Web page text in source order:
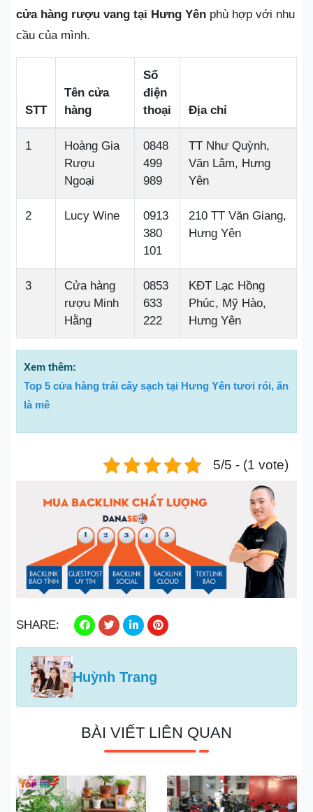
cửa hàng rượu vang tại Hưng Yên phù hợp với nhu
cầu của mình.
STT
Tên cửa
hàng
Số
điện
thoại
Địa chỉ
1
Hoàng Gia
Rượu
Ngoại
0848
499
989
TT Như Quỳnh,
Văn Lâm, Hưng
Yên
2 Lucy Wine
0913
380
101
210 TT Văn Giang,
Hưng Yên
3
Cửa hàng
rượu Minh
Hằng
0853
633
222
KĐT Lạc Hồng
Phúc, Mỹ Hào,
Hưng Yên
Xem thêm:
Top 5 cửa hàng trái cây sạch tại Hưng Yên tươi rói, ăn
là mê
5/5 - (1 vote)
SHARE:
Huỳnh Trang
BÀI VIẾT LIÊN QUAN